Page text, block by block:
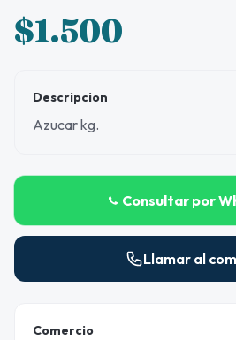
$1.500
Descripcion
Azucar kg.
Consultar por
Llamar al
Comercio